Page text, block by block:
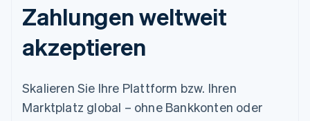
Zahlungen weltweit
akzeptieren
Skalieren Sie Ihre Plattform bzw. Ihren
Marktplatz global – ohne Bankkonten oder